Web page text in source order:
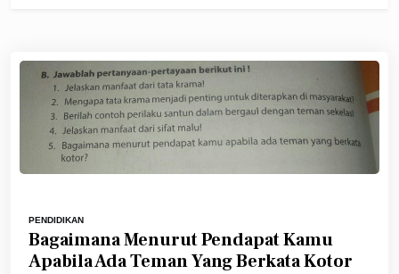
PENDIDIKAN
Bagaimana Menurut Pendapat Kamu
Apabila Ada Teman Yang Berkata Kotor